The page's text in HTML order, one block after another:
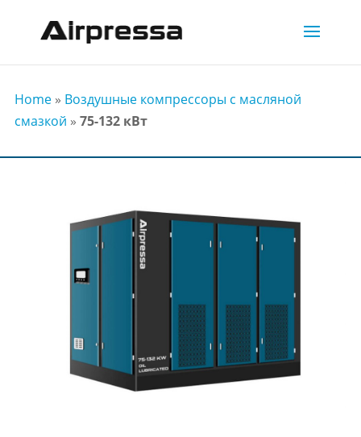
Home» Воздушные компрессоры с масляной
смазкой » 75-132 кВт